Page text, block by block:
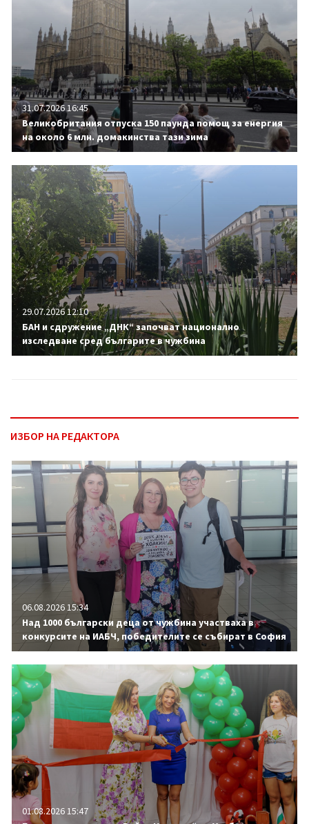
31.07.2026 16:45
Великобритания отпуска 150 паунда помощ за енергия
на около 6 млн. домакинства тази зима
29.07.2026 12:10
БАН и сдружение „ДНК“ започват национално
изследване сред българите в чужбина
ИЗБОР НА РЕДАКТОРА
06.08.2026 15:34
Над 1000 български деца от чужбина участваха в
конкурсите на ИАБЧ, победителите се събират в София
01.08.2026 15:47